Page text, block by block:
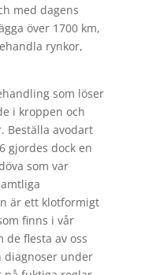
med dagens
över 1700 km,
rynkor,
som löser
i kroppen och
Beställa avodart
gjordes dock en
som var
är ett klotformigt
finns i vår
de flesta av oss
diagnoser under